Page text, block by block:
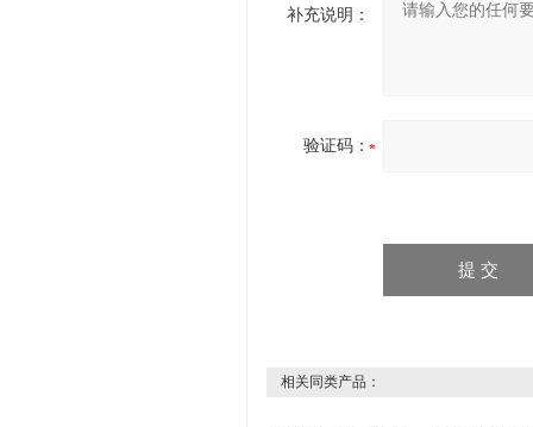
补充说明：
验证码：
相关同类产品：